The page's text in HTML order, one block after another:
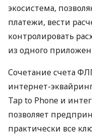
экосистема,
платежи, вести
контролировать
из одного
Сочетание счета
интернет-
Tap to Phone и
позволяет
практически все